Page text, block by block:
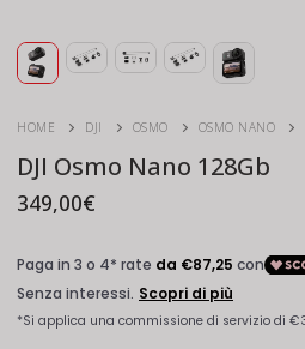
HOME DJI OSMO OSMO NANO
DJI Osmo Nano 128Gb
349,00€